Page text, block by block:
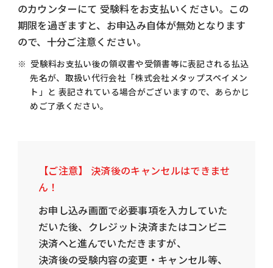
のカウンターにて 受験料をお支払いください。この
期限を過ぎますと、お申込み自体が無効となります
ので、十分ご注意ください。
※ 受験料お支払い後の領収書や受領書等に表記される払込
先名が、取扱い代行会社「株式会社メタップスペイメン
ト」と 表記されている場合がございますので、あらかじ
めご了承ください。
【ご注意】 決済後のキャンセルはできませ
ん！
お申し込み画面で必要事項を入力していた
だいた後、クレジット決済またはコンビニ
決済へと進んでいただきますが、
決済後の受験内容の変更・キャンセル等、